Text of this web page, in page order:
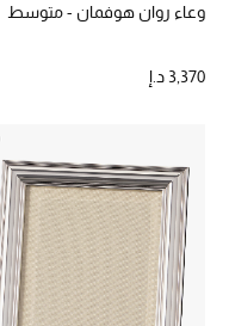
وعاء روان هوفمان - متوسط
3,370 د.إ